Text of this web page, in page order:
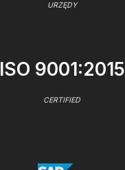
URZĘDY
ISO 9001:2015
CERTIFIED